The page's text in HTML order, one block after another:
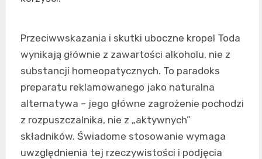
Przeciwwskazania i skutki uboczne kropel Toda
wynikają głównie z zawartości alkoholu, nie z
substancji homeopatycznych. To paradoks
preparatu reklamowanego jako naturalna
alternatywa – jego główne zagrożenie pochodzi
z rozpuszczalnika, nie z „aktywnych”
składników. Świadome stosowanie wymaga
uwzględnienia tej rzeczywistości i podjęcia